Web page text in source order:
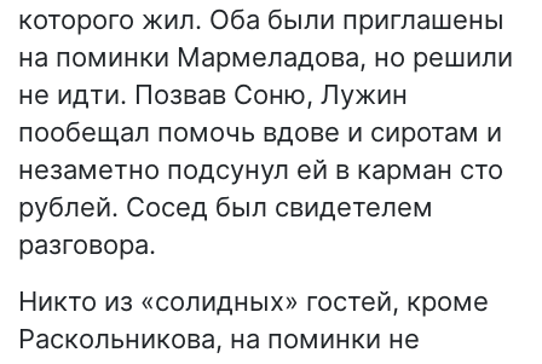
которого жил. Оба были приглашены
на поминки Мармеладова, но решили
не идти. Позвав Соню, Лужин
пообещал помочь вдове и сиротам и
незаметно подсунул ей в карман сто
рублей. Сосед был свидетелем
разговора.
Никто из «солидных» гостей, кроме
Раскольникова, на поминки не